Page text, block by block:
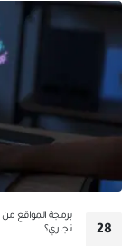
28
برمجة المواقع
تجاري؟